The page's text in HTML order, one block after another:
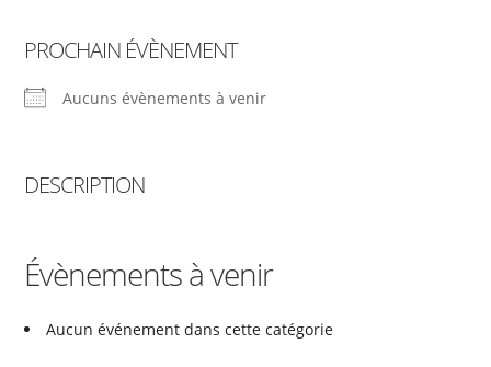
PROCHAIN ÉVÈNEMENT
Aucuns évènements à venir
DESCRIPTION
Évènements à venir
Aucun événement dans cette catégorie